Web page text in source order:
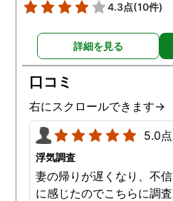
4.3点(10件)
詳細を見る
口コミ
右にスクロールできます→
5.0点
浮気調査
妻の帰りが遅くなり、不信
に感じたのでこちらに調査